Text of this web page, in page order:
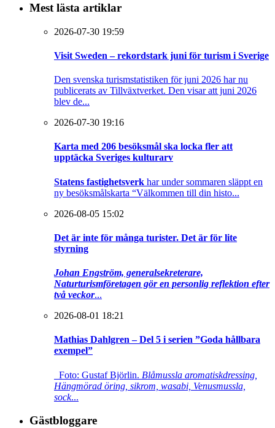
Mest lästa artiklar
2026-07-30 19:59
Visit Sweden – rekordstark juni för turism i Sverige
Den svenska turismstatistiken för juni 2026 har nu
publicerats av Tillväxtverket. Den visar att juni 2026
blev de...
2026-07-30 19:16
Karta med 206 besöksmål ska locka fler att
upptäcka Sveriges kulturarv
Statens fastighetsverk har under sommaren släppt en
ny besöksmålskarta “Välkommen till din histo...
2026-08-05 15:02
Det är inte för många turister. Det är för lite
styrning
Johan Engström, generalsekreterare,
Naturturismföretagen gör en personlig reflektion efter
två veckor...
2026-08-01 18:21
Mathias Dahlgren – Del 5 i serien ”Goda hållbara
exempel”
Foto: Gustaf Björlin. Blåmussla aromatiskdressing,
Hängmörad öring, sikrom, wasabi, Venusmussla,
sock...
Gästbloggare